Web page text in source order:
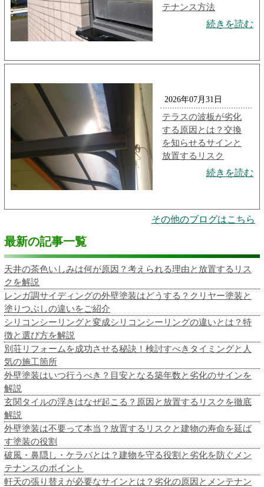
テナンス方法
続きを読む
2026年07月31日
テラスの波板が劣化
する原因とは？交換
を知らせるサインと
放置するリスク
続きを読む
その他のブログはこちら
最新の記事一覧
天井の茶色いしみは何が原因？考えられる理由と放置するリス
クを解説
レンガ調サイディングの外壁塗装はどうする？クリヤー塗装と
塗りつぶしの違いをご紹介
シリコンシーリングと変成シリコンシーリングの違いとは？特
徴と選び方を解説
別荘リフォームを成功させる秘訣！検討すべきタイミングと人
気の施工箇所
外壁塗装はいつ行うべき？目安となる築年数と劣化のサインを
解説
玄関タイルの浮きはなぜ起こる？原因と放置するリスクを徹底
解説
外壁塗装は不要って本当？放置するリスクと建物の寿命を延ば
す塗装の役割
破風・鼻隠し・ケラバとは？建物を守る役割と劣化を防ぐメン
テナンスのポイント
軒天の張り替えが必要なサインとは？劣化の原因とメンテナン